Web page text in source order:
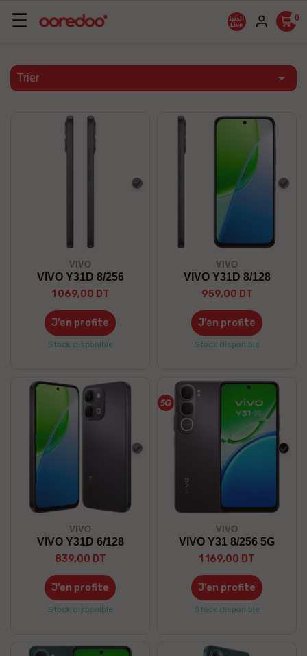
Basculer
☰ 0
Trier 
VIVO
VIVO Y31D 8/256
1 069,00 DT
Gris
J’en profite
Stock disponible
VIVO
VIVO Y31D 8/128
959,00 DT
Gris
J’en profite
Stock disponible
VIVO
VIVO Y31D 6/128
839,00 DT
Gris
J’en profite
Stock disponible
VIVO
VIVO Y31 8/256 5G
1 169,00 DT
Noir
J’en profite
Stock disponible